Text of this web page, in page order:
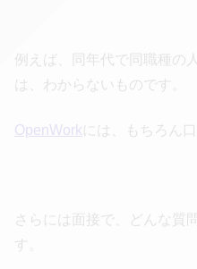
例えば、同年代で同職種の
は、わからないものです。
OpenWorkには、もちろん
さらには面接で、どんな質
す。